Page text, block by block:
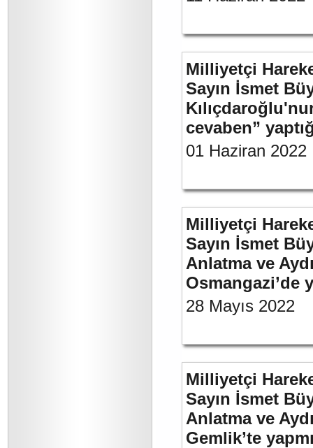
Milliyetçi
Sayın İsmet
cevaben”
01 Haziran 2022
Milliyetçi
Sayın İsmet
Anlatma ve
Osmangazi’de
28 Mayıs 2022
Milliyetçi
Sayın İsmet
Anlatma ve
Gemlik’te